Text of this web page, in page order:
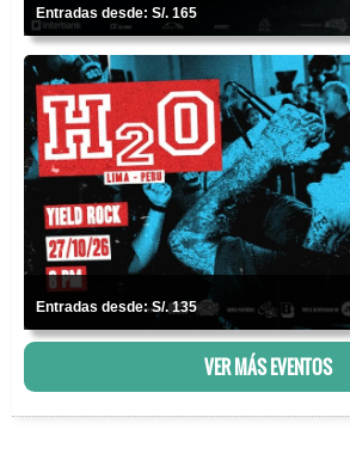
Entradas desde: S/. 165
Entradas desde: S/. 135
VER MÁS EVENTOS